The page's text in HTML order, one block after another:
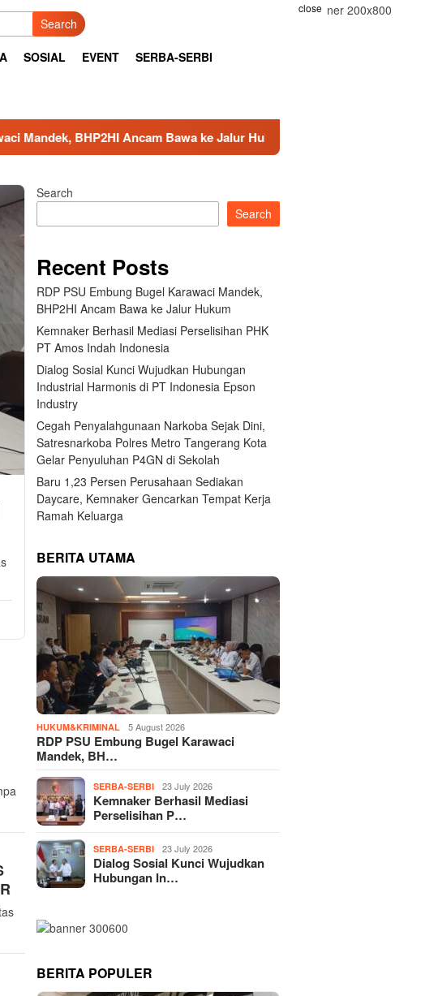
close
Search
SOSIAL EVENT SERBA-SERBI
Ancam Bawa ke Jalur Hukum Kemnaker Berhasil Mediasi
Search
Search
Recent Posts
RDP PSU Embung Bugel Karawaci Mandek,
BHP2HI Ancam Bawa ke Jalur Hukum
Kemnaker Berhasil Mediasi Perselisihan PHK
PT Amos Indah Indonesia
Dialog Sosial Kunci Wujudkan Hubungan
Industrial Harmonis di PT Indonesia Epson
Industry
Cegah Penyalahgunaan Narkoba Sejak Dini,
Satresnarkoba Polres Metro Tangerang Kota
Gelar Penyuluhan P4GN di Sekolah
Baru 1,23 Persen Perusahaan Sediakan
Daycare, Kemnaker Gencarkan Tempat Kerja
Ramah Keluarga
BERITA UTAMA
HUKUM&KRIMINAL 5 August 2026
RDP PSU Embung Bugel Karawaci
Mandek, BH…
SERBA-SERBI 23 July 2026
Kemnaker Berhasil Mediasi
Perselisihan P…
SERBA-SERBI 23 July 2026
Dialog Sosial Kunci Wujudkan
Hubungan In…
BERITA POPULER